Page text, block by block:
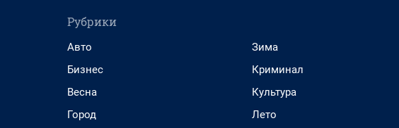
Рубрики
Авто
Бизнес
Весна
Город
Зима
Криминал
Культура
Лето